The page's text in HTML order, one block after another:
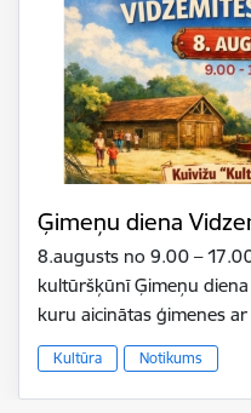
Ģimeņu diena
8.augusts no 9.00 –
kultūršķūnī Ģimeņu
kuru aicinātas ģimenes
Kultūra Notikums